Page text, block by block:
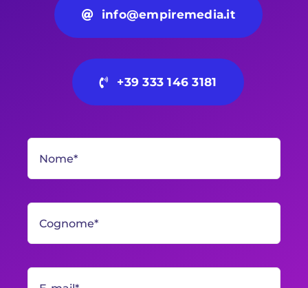
info@empiremedia.it
+39 333 146 3181